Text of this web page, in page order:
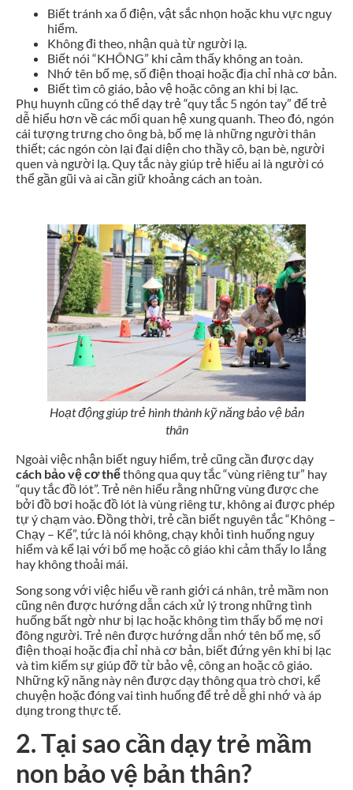
Biết tránh xa ổ điện, vật sắc nhọn hoặc khu vực nguy
hiểm.
Không đi theo, nhận quà từ người lạ.
Biết nói “KHÔNG” khi cảm thấy không an toàn.
Nhớ tên bố mẹ, số điện thoại hoặc địa chỉ nhà cơ bản.
Biết tìm cô giáo, bảo vệ hoặc công an khi bị lạc.
Phụ huynh cũng có thể dạy trẻ “quy tắc 5 ngón tay” để trẻ
dễ hiểu hơn về các mối quan hệ xung quanh. Theo đó, ngón
cái tượng trưng cho ông bà, bố mẹ là những người thân
thiết; các ngón còn lại đại diện cho thầy cô, bạn bè, người
quen và người lạ. Quy tắc này giúp trẻ hiểu ai là người có
thể gần gũi và ai cần giữ khoảng cách an toàn.
Hoạt động giúp trẻ hình thành kỹ năng bảo vệ bản
thân
Ngoài việc nhận biết nguy hiểm, trẻ cũng cần được dạy
cách bảo vệ cơ thểthông qua quy tắc “vùng riêng tư” hay
“quy tắc đồ lót”. Trẻ nên hiểu rằng những vùng được che
bởi đồ bơi hoặc đồ lót là vùng riêng tư, không ai được phép
tự ý chạm vào. Đồng thời, trẻ cần biết nguyên tắc “Không –
Chạy – Kể”, tức là nói không, chạy khỏi tình huống nguy
hiểm và kể lại với bố mẹ hoặc cô giáo khi cảm thấy lo lắng
hay không thoải mái.
Song song với việc hiểu về ranh giới cá nhân, trẻ mầm non
cũng nên được hướng dẫn cách xử lý trong những tình
huống bất ngờ như bị lạc hoặc không tìm thấy bố mẹ nơi
đông người. Trẻ nên được hướng dẫn nhớ tên bố mẹ, số
điện thoại hoặc địa chỉ nhà cơ bản, biết đứng yên khi bị lạc
và tìm kiếm sự giúp đỡ từ bảo vệ, công an hoặc cô giáo.
Những kỹ năng này nên được dạy thông qua trò chơi, kể
chuyện hoặc đóng vai tình huống để trẻ dễ ghi nhớ và áp
dụng trong thực tế.
2. Tại sao cần dạy trẻ mầm
non bảo vệ bản thân?